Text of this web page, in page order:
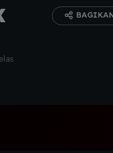
BAGIKAN